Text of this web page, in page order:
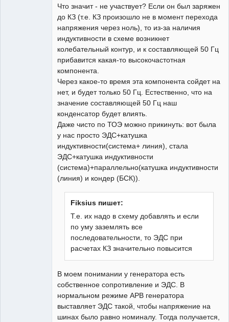
Что значит - не участвует? Если он был заряжен
до КЗ (т.е. КЗ произошло не в момент перехода
напряжения через ноль), то из-за наличия
индуктивности в схеме возникнет
колебательный контур, и к составляющей 50 Гц
прибавится какая-то высокочастотная
компонента.
Через какое-то время эта компонента сойдет на
нет, и будет только 50 Гц. Естественно, что на
значение составляющей 50 Гц наш
конденсатор будет влиять.
Даже чисто по ТОЭ можно прикинуть: вот была
у нас просто ЭДС+катушка
индуктивности(система+ линия), стала
ЭДС+катушка индуктивности
(система)+параллельно(катушка индуктивности
(линия) и кондер (БСК)).
Fiksius пишет:
Т.е. их надо в схему добавлять и если
по уму заземлять все
последовательности, то ЭДС при
расчетах КЗ значительно повысится
В моем понимании у генератора есть
собственное сопротивление и ЭДС. В
нормальном режиме АРВ генератора
выставляет ЭДС такой, чтобы напряжение на
шинах было равно номиналу. Тогда получается,